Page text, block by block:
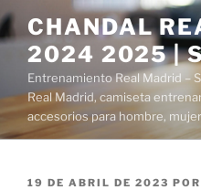
Saltar
al
contenido
CHANDAL
2024 2025 |
Entrenamiento Real Madrid –
Real Madrid, camiseta
accesorios para hombre,
PUBLICADO
19 DE ABRIL DE 2023 POR